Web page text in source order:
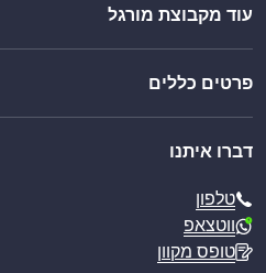
ציוד מטבח
מוצרי פרזול נירוסטה
מוצרים נוספים
הוראות הרכבה
בקשת הצעת מחיר
קטלוג מוצרים
כניסה לאזור אישי
עוד מקבוצת מורגל
וואנגו קרוואנים
פול סרוויס
פרטים כללים
חוויית הבישול החדשה
מדיניות הפרטיות
מדיניות משלוחים
ביטול עסקה
דברו איתנו
טלפון
ווטצאפ
טופס מקוון